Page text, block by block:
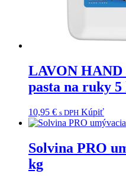
LAVON HAND
pasta na ruky 5
10,95 € s DPH Kúpiť
Solvina PRO
kg